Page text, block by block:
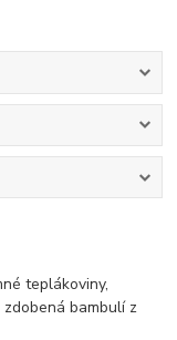
teplákoviny,
bambulí z